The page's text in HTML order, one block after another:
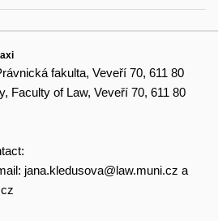
fakulta, Veveří 70, 611 80
Faculty of Law, Veveří 70, 611 80
jana.kledusova@law.muni.cz a